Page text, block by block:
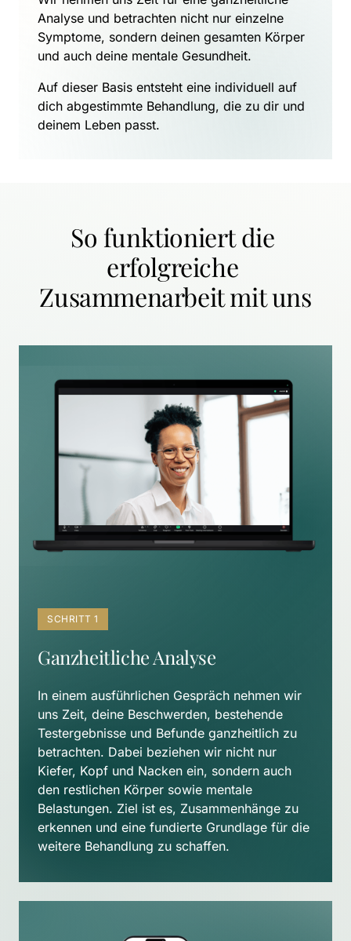
Analyse und betrachten nicht nur einzelne
Symptome, sondern deinen gesamten Körper
und auch deine mentale Gesundheit.
Auf dieser Basis entsteht eine individuell auf
dich abgestimmte Behandlung, die zu dir und
deinem Leben passt.
So funktioniert die
erfolgreiche
Zusammenarbeit mit uns
SCHRITT 1
Ganzheitliche Analyse
In einem ausführlichen Gespräch nehmen wir
uns Zeit, deine Beschwerden, bestehende
Testergebnisse und Befunde ganzheitlich zu
betrachten. Dabei beziehen wir nicht nur
Kiefer, Kopf und Nacken ein, sondern auch
den restlichen Körper sowie mentale
Belastungen. Ziel ist es, Zusammenhänge zu
erkennen und eine fundierte Grundlage für die
weitere Behandlung zu schaffen.